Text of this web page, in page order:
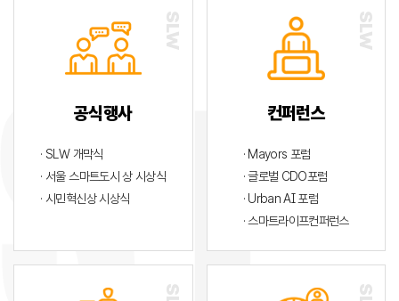
공식행사
· SLW 개막식
· 서울 스마트도시 상 시상식
· 시민혁신상 시상식
컨퍼런스
· Mayors 포럼
· 글로벌 CDO포럼
· Urban AI 포럼
· 스마트라이프컨퍼런스